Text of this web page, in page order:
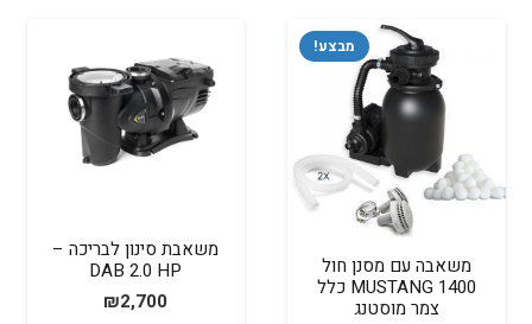
מבצע!
משאבה עם מסנן חול
1400 MUSTANG כלל
צמר מוסטנג
משאבת סינון לבריכה –
DAB 2.0 HP
₪2,700